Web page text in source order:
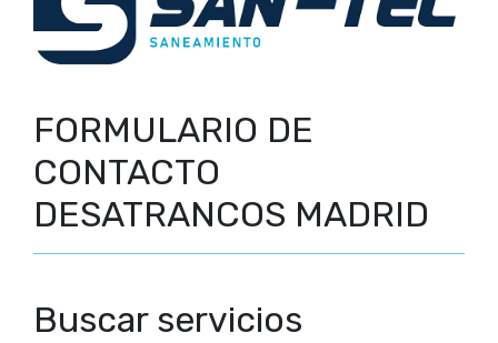
FORMULARIO DE
CONTACTO
DESATRANCOS MADRID
Buscar servicios